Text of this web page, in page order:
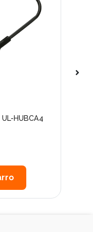
HUBCA4